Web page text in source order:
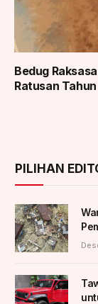
Bedug
Ratusan Tahun
PILIHAN